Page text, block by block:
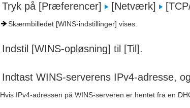
Tryk på [Præferencer] [Netværk]
Skærmbilledet [WINS-indstillinger] vises.
Indstil [WINS-opløsning] til [Til].
Indtast WINS-serverens IPv4-adresse,
Hvis IPv4-adressen på WINS-serveren er hentet fra en